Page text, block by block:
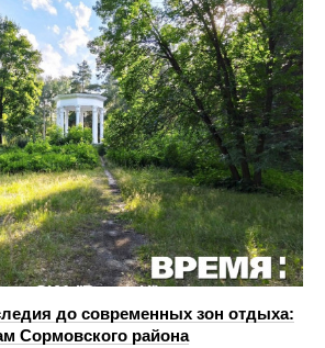
до современных зон отдыха:
Сормовского района